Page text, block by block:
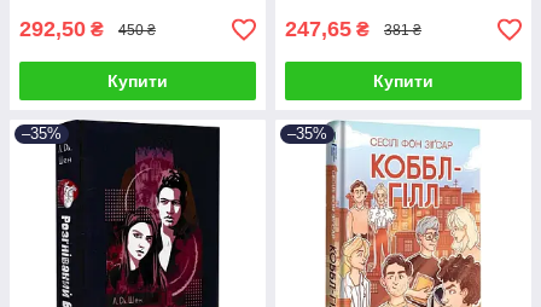
292,50 ₴ 450 ₴
Купити
247,65 ₴ 381 ₴
Купити
–35% –35%